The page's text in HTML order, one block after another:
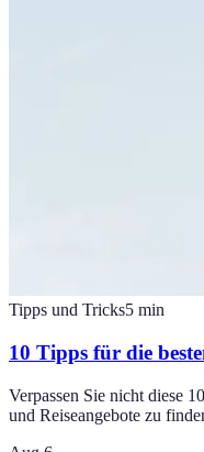
Tipps und Tricks5 min
10 Tipps für die
Verpassen Sie nicht diese
und Reiseangebote zu